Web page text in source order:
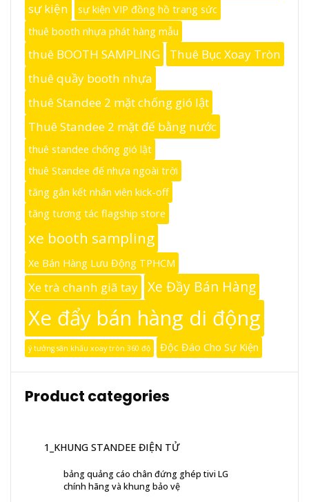
sự kiện
sự kiện VIP đồng hồ trang sức
thuê booth nhựa phát hàng mẫu
thuê BOOTH SAMPLING
Thuê Bục Xoay Tròn
thuê quầy booth nhựa
thuê Standee 2 mặt chống gió lật
Thuê Standee 2 mặt đế bằng nước
thuê standee chống gió lật
thuê Standee đế nhựa ngoài trời
tăng gắn kết nhân viên kick-off
tăng tương tác flagship store
xe booth sampling
Xe Bán Hàng Lưu Động TPHCM
Xe trà chanh giã tay Xe Đầy Bán Hàng
Xe đẩy bán hàng di động
ý tưởng sân khấu xoay tròn 360 độ Độc Đáo Cho Sự Kiện
Product categories
1_KHUNG STANDEE ĐIỆN TỬ
bảng quảng cáo chân đứng ghép tivi LG
chính hãng và khung bảo vệ